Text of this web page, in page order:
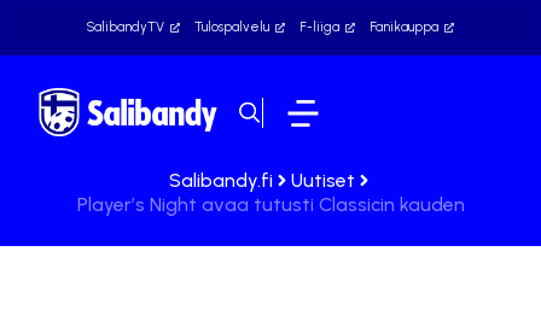
SalibandyTV Tulospalvelu F-liiga Fanikauppa
Salibandy.fi
Uutiset
Player’s Night avaa tutusti Classicin kauden